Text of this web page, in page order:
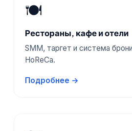
🍽️
Рестораны, кафе и отели
SMM, таргет и система
HoReCa.
Подробнее →